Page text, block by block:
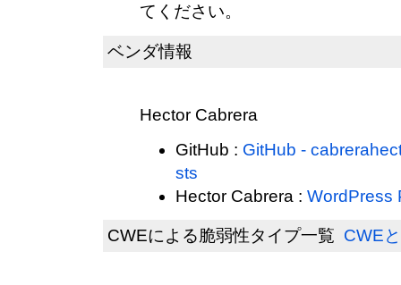
てください。
ベンダ情報
Hector Cabrera
GitHub : GitHub -
sts
Hector Cabrera : WordPress
CWEによる脆弱性タイプ一覧 CWE